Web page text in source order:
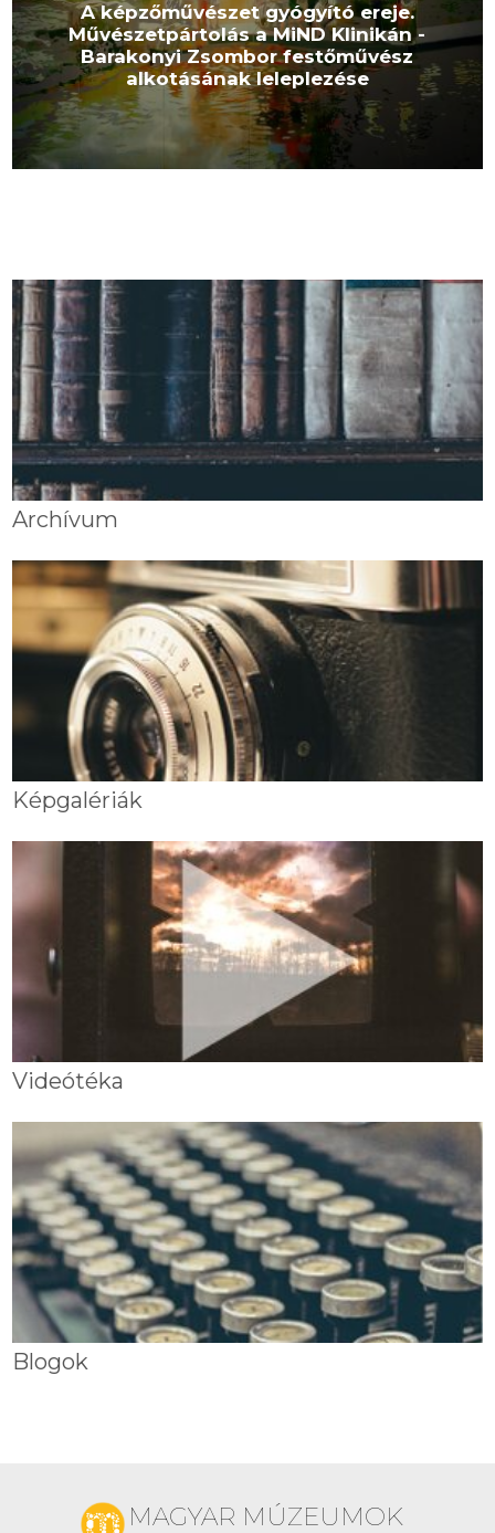
A képzőművészet gyógyító ereje.
Művészetpártolás a MiND Klinikán -
Barakonyi Zsombor festőművész
alkotásának leleplezése
Archívum
Képgalériák
Videótéka
Blogok
MAGYAR MÚZEUMOK